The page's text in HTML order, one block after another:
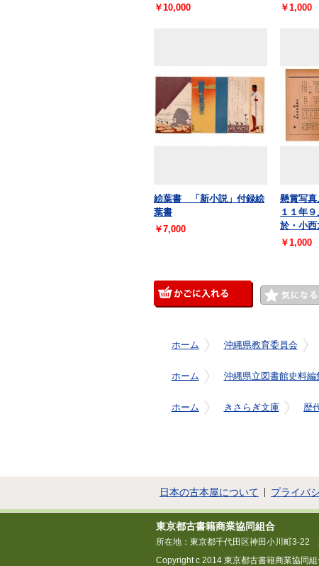
￥10,000
￥1,000
絵葉書 「新小説」付録絵
葉書
￥7,000
懸賞写
１１年
於・小
￥1,000
ホーム 沖縄県教育委員会
ホーム 沖縄県立図書館史料編
ホーム きさらぎ文庫 歴
日本の古本屋について プライバ
東京都古書籍商業協同組合
所在地：東京都千代田区神田小川町3-22
Copyright c 2014 東京都古書籍商業協同